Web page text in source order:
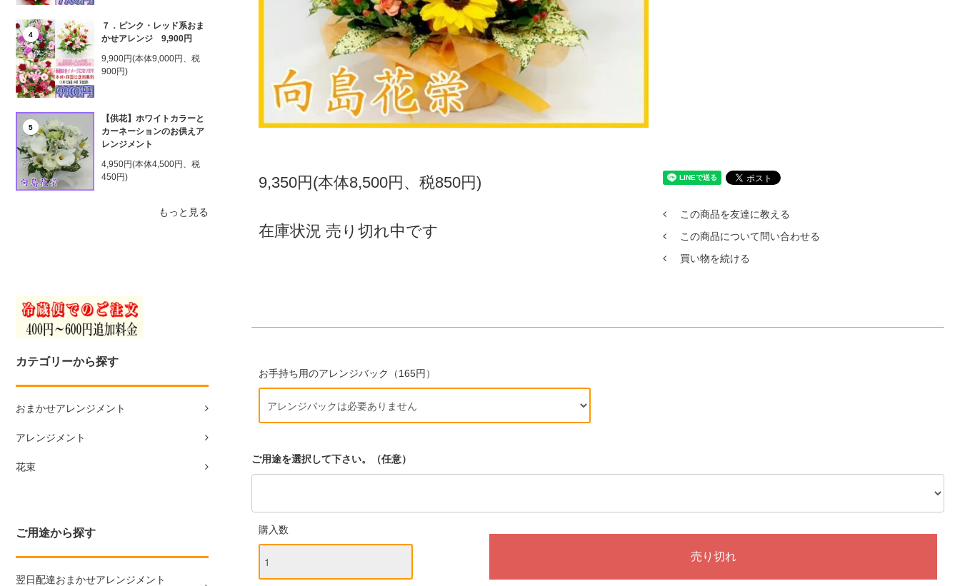
4
７．ピンク・レッド系おま
かせアレンジ 9,900円
9,900円(本体9,000円、税
900円)
5
【供花】ホワイトカラーと
カーネーションのお供えア
レンジメント
4,950円(本体4,500円、税
450円)
もっと見る
カテゴリーから探す
おまかせアレンジメント
アレンジメント
花束
ご用途から探す
翌日配達おまかせアレンジメント
9,350円(本体8,500円、税850円)
在庫状況 売り切れ中です
この商品を友達に教える
この商品について問い合わせる
買い物を続ける
お手持ち用のアレンジバック（165円）
ご用途を選択して下さい。（任意）
購入数